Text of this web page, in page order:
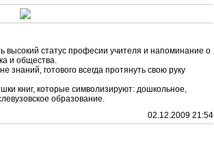
высокий статус професии учителя и напоминание о
и общества.
знаний, готового всегда протянуть свою руку
книг, которые символизируют: дошкольное,
образование.
02.12.2009 21:54